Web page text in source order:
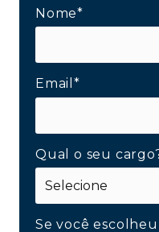
Nome*
Email*
Qual o seu
Se você